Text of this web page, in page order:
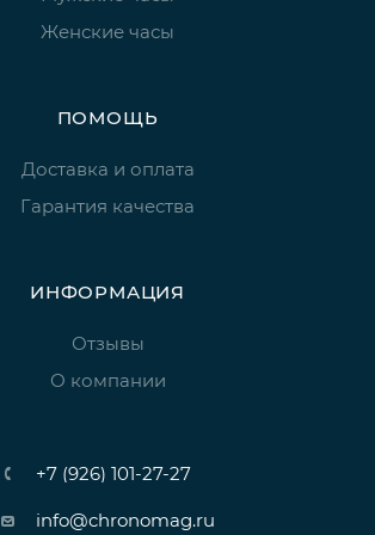
Женские часы
ПОМОЩЬ
Доставка и оплата
Гарантия качества
ИНФОРМАЦИЯ
Отзывы
О компании
+7 (926) 101-27-27
info@chronomag.ru